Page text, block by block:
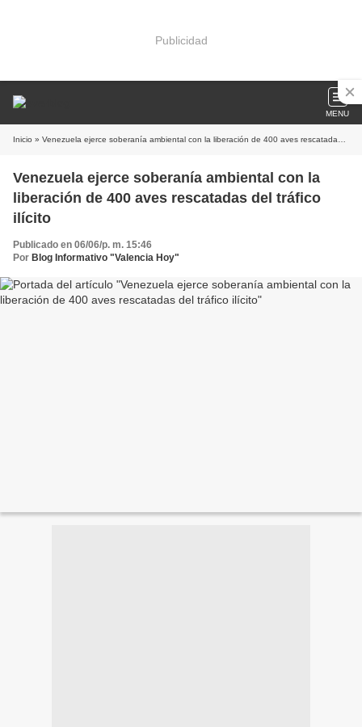
Publicidad
MENU
Inicio » Venezuela ejerce soberanía ambiental con la liberación de 400 aves rescatadas del tráfico ilícito
Venezuela ejerce soberanía ambiental con la
liberación de 400 aves rescatadas del tráfico
ilícito
Publicado en 06/06/p. m. 15:46
Por Blog Informativo "Valencia Hoy"